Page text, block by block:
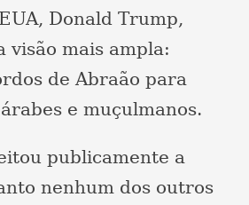
Donald Trump,
visão mais ampla:
de Abraão para
e muçulmanos.
publicamente a
nenhum dos outros